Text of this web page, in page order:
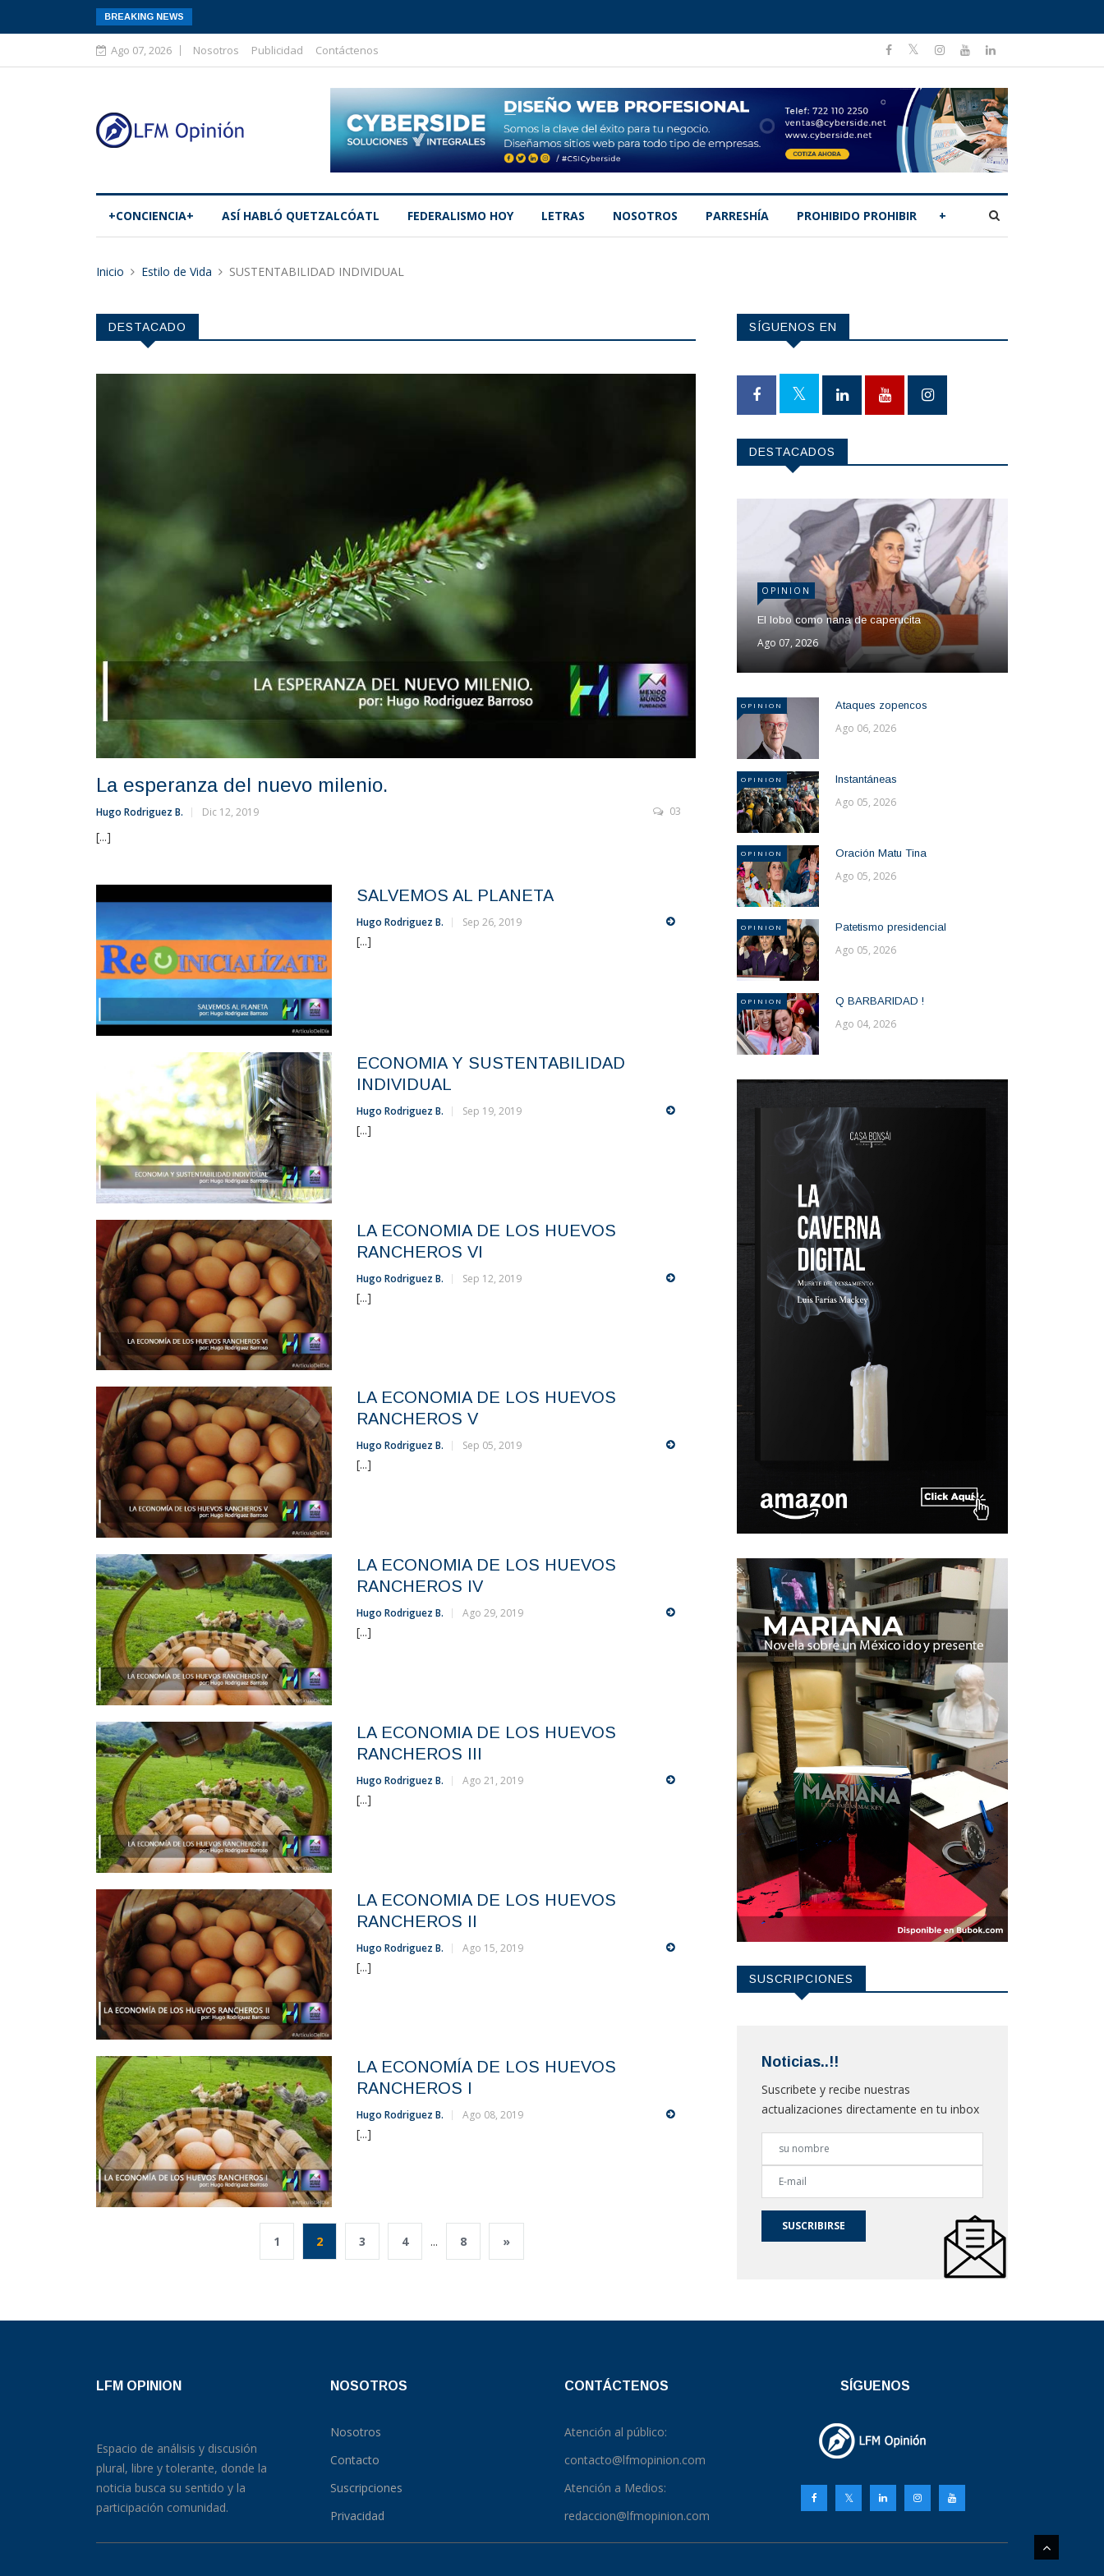
BREAKING NEWS
Ago 07, 2026 Nosotros Publicidad Contáctenos
+CONCIENCIA+ ASÍ­ HABLÓ QUETZALCÓATL FEDERALISMO HOY LETRAS NOSOTROS PARRESHÍA PROHIBIDO PROHIBIR +
Inicio Estilo de Vida SUSTENTABILIDAD INDIVIDUAL
DESTACADO
La esperanza del nuevo milenio.
Hugo Rodriguez B. Dic 12, 2019 03
[...]
SALVEMOS AL PLANETA
Hugo Rodriguez B. Sep 26, 2019
[...]
ECONOMIA Y SUSTENTABILIDAD
INDIVIDUAL
Hugo Rodriguez B. Sep 19, 2019
[...]
LA ECONOMIA DE LOS HUEVOS
RANCHEROS VI
Hugo Rodriguez B. Sep 12, 2019
[...]
LA ECONOMIA DE LOS HUEVOS
RANCHEROS V
Hugo Rodriguez B. Sep 05, 2019
[...]
LA ECONOMIA DE LOS HUEVOS
RANCHEROS IV
Hugo Rodriguez B. Ago 29, 2019
[...]
LA ECONOMIA DE LOS HUEVOS
RANCHEROS III
Hugo Rodriguez B. Ago 21, 2019
[...]
LA ECONOMIA DE LOS HUEVOS
RANCHEROS II
Hugo Rodriguez B. Ago 15, 2019
[...]
LA ECONOMÍA DE LOS HUEVOS
RANCHEROS I
Hugo Rodriguez B. Ago 08, 2019
[...]
1 2 3 4 ... 8 »
SÍGUENOS EN
DESTACADOS
OPINION
El lobo como nana de caperucita
Ago 07, 2026
OPINION Ataques zopencos
Ago 06, 2026
OPINION Instantáneas
Ago 05, 2026
OPINION Oración Matu Tina
Ago 05, 2026
OPINION Patetismo presidencial
Ago 05, 2026
OPINION Q BARBARIDAD !
Ago 04, 2026
SUSCRIPCIONES
Noticias..!!
Suscribete y recibe nuestras
actualizaciones directamente en tu inbox
SUSCRIBIRSE
LFM OPINION
Espacio de análisis y discusión
plural, libre y tolerante, donde la
noticia busca su sentido y la
participación comunidad.
NOSOTROS
Nosotros
Contacto
Suscripciones
Privacidad
CONTÁCTENOS
Atención al público:
contacto@lfmopinion.com
Atención a Medios:
redaccion@lfmopinion.com
SÍGUENOS